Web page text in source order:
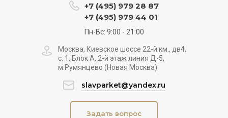
+7 (495) 979 28 87
+7 (495) 979 44 01
Пн-Вс: 9:00 - 21:00
Москва, Киевское шоссе 22-й км., дв4,
с. 1, Блок А, 2-й этаж линия Д-5,
м.Румянцево (Новая Москва)
slavparket@yandex.ru
Задать вопрос